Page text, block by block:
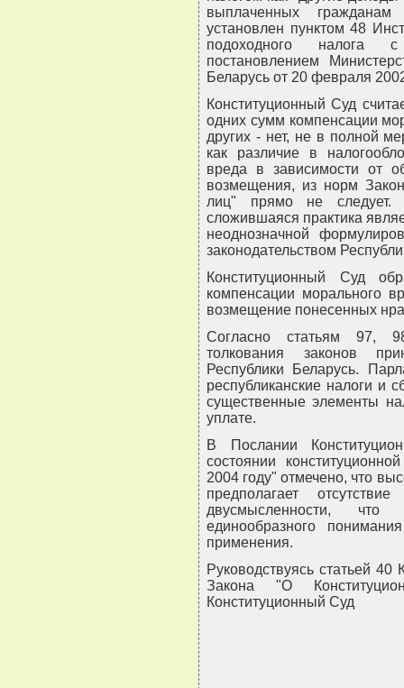
выплаченных
установлен пунктом 48
подоходного налога
постановлением
Беларусь от 20 февраля
Конституционный Суд
одних сумм компенсации
других - нет, не в полной
как различие в
вреда в зависимости от
возмещения, из норм
лиц" прямо не следует.
сложившаяся практика
неоднозначной
законодательством
Конституционный Суд
компенсации морального
возмещение понесенных
Согласно статьям 97,
толкования законов
Республики Беларусь.
республиканские налоги и
существенные элементы
уплате.
В Послании
состоянии
2004 году" отмечено, что
предполагает
двусмысленности, что
единообразного
применения.
Руководствуясь статьей
Закона "О
Конституционный Суд